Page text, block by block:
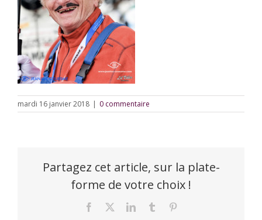
mardi 16 janvier 2018 | 0 commentaire
Partagez cet article, sur la plate-
forme de votre choix !
Facebook LinkedInTumblr